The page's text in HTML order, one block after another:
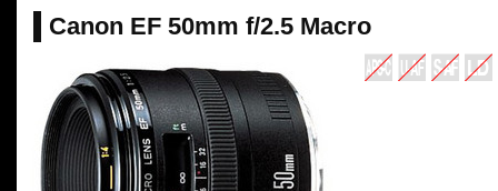
Canon EF 50mm f/2.5 Macro